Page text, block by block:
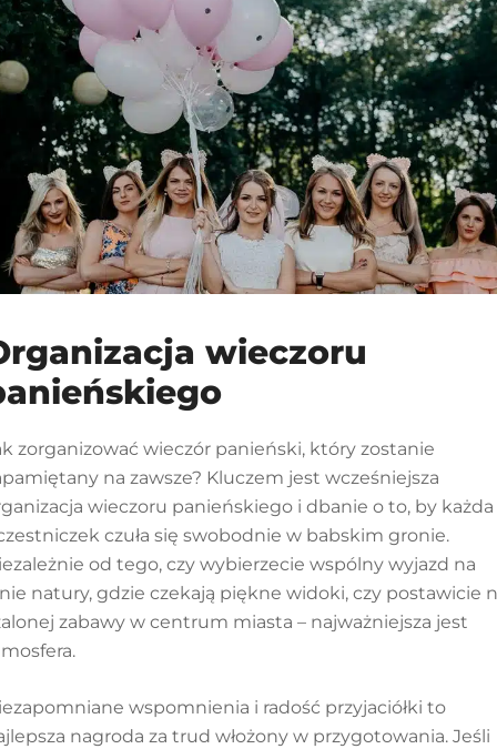
wieczoru
zorganizować wieczór panieński, który zostanie
na zawsze? Kluczem jest wcześniejsza
wieczoru panieńskiego i dbanie o to, by każda
czuła się swobodnie w babskim gronie.
od tego, czy wybierzecie wspólny wyjazd na
natury, gdzie czekają piękne widoki, czy postawicie
zabawy w centrum miasta – najważniejsza jest
wspomnienia i radość przyjaciółki to
nagroda za trud włożony w przygotowania. Jeśli